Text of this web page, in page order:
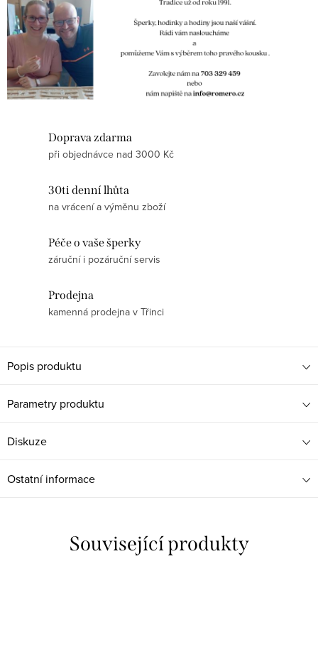
Doprava zdarma
při objednávce nad 3000 Kč
30ti denní lhůta
na vrácení a výměnu zboží
Péče o vaše šperky
záruční i pozáruční servis
Prodejna
kamenná prodejna v Třinci
Popis produktu
Parametry produktu
Diskuze
Ostatní informace
Související produkty